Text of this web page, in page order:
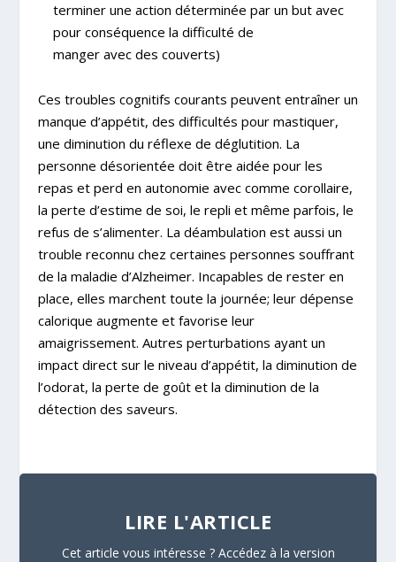
terminer une action déterminée par un but avec
pour conséquence la difficulté de
manger avec des couverts)
Ces troubles cognitifs courants peuvent entraîner un
manque d’appétit, des difficultés pour mastiquer,
une diminution du réflexe de déglutition. La
personne désorientée doit être aidée pour les
repas et perd en autonomie avec comme corollaire,
la perte d’estime de soi, le repli et même parfois, le
refus de s’alimenter. La déambulation est aussi un
trouble reconnu chez certaines personnes souffrant
de la maladie d’Alzheimer. Incapables de rester en
place, elles marchent toute la journée; leur dépense
calorique augmente et favorise leur
amaigrissement. Autres perturbations ayant un
impact direct sur le niveau d’appétit, la diminution de
l’odorat, la perte de goût et la diminution de la
détection des saveurs.
LIRE L'ARTICLE
Cet article vous intéresse ? Accédez à la version